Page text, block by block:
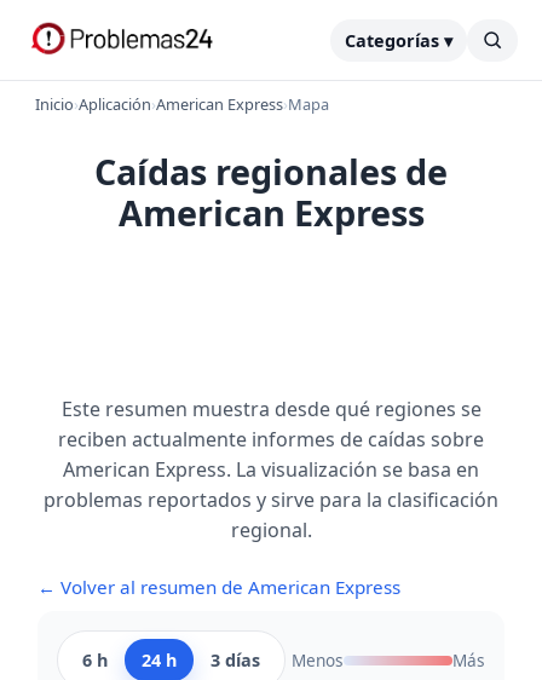
Categorías ▾
Inicio›Aplicación›American Express›Mapa
Caídas regionales de
American Express
Este resumen muestra desde qué regiones se
reciben actualmente informes de caídas sobre
American Express. La visualización se basa en
problemas reportados y sirve para la clasificación
regional.
← Volver al resumen de American Express
6 h 24 h 3 días Menos Más